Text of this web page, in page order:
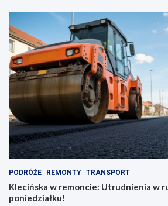
PODRÓŻE REMONTY TRANSPORT
Klecińska w remoncie: Utrudnienia w
poniedziałku!